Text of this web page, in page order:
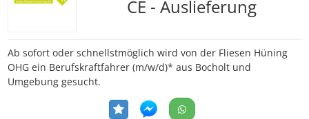
CE - Auslieferung
Ab sofort oder schnellstmöglich wird von der Fliesen Hüning
OHG ein Berufskraftfahrer (m/w/d)* aus Bocholt und
Umgebung gesucht.